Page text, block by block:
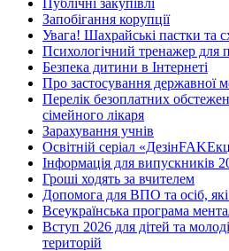
Публічні закупівлі
Запобігання корупції
Увага! Шахрайські пастки та
Психологічний тренажер для
Безпека дитини в Інтернеті
Про застосування державної
Перелік безоплатних
сімейного лікаря
Зарахування учнів
Освітній серіал
Інформація для випускників
Гроші ходять за вчителем
Допомога для ВПО та осіб,
Всеукраїнська програма
Вступ 2026 для дітей та
територій